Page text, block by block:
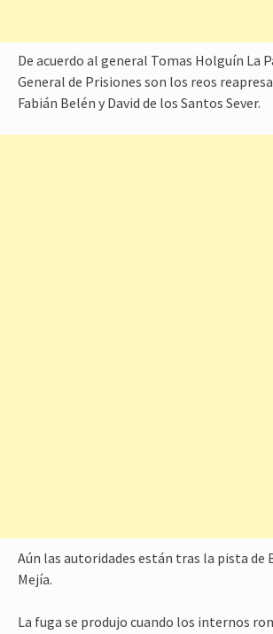
De acuerdo al general Tomas Holguín La
General de Prisiones son los reos
Fabián Belén y David de los Santos Sever.
Aún las autoridades están tras la pista de
Mejía.
La fuga se produjo cuando los internos